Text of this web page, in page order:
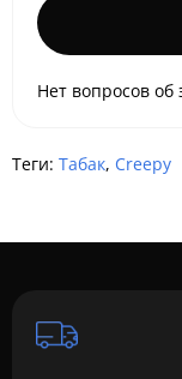
Нет вопросов об
Теги: Табак, Creepy